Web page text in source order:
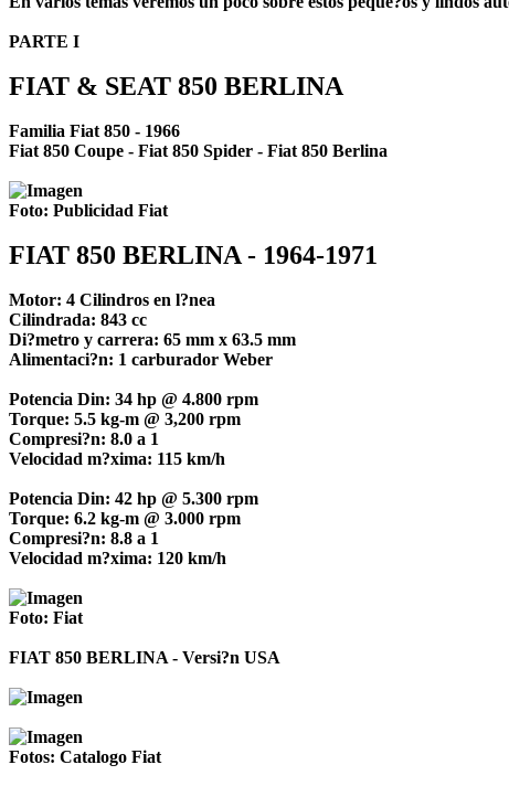
PARTE I
FIAT & SEAT 850 BERLINA
Familia Fiat 850 - 1966
Fiat 850 Coupe - Fiat 850 Spider - Fiat 850 Berlina
Foto: Publicidad Fiat
FIAT 850 BERLINA - 1964-1971
Motor: 4 Cilindros en l?nea
Cilindrada: 843 cc
Di?metro y carrera: 65 mm x 63.5 mm
Alimentaci?n: 1 carburador Weber
Potencia Din: 34 hp @ 4.800 rpm
Torque: 5.5 kg-m @ 3,200 rpm
Compresi?n: 8.0 a 1
Velocidad m?xima: 115 km/h
Potencia Din: 42 hp @ 5.300 rpm
Torque: 6.2 kg-m @ 3.000 rpm
Compresi?n: 8.8 a 1
Velocidad m?xima: 120 km/h
Foto: Fiat
FIAT 850 BERLINA - Versi?n USA
Fotos: Catalogo Fiat